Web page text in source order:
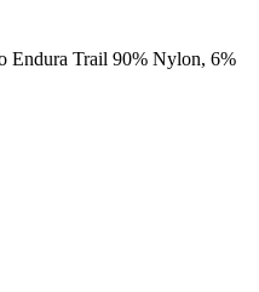
Endura Trail 90% Nylon, 6%